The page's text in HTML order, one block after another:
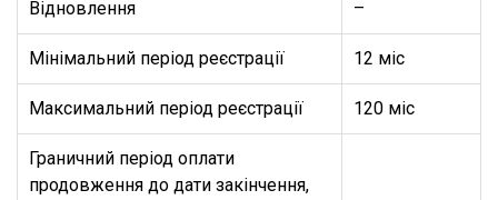
Відновлення –
Мінімальний період реєстрації 12 міс
Максимальний період реєстрації 120 міс
Граничний період оплати
продовження до дати закінчення,